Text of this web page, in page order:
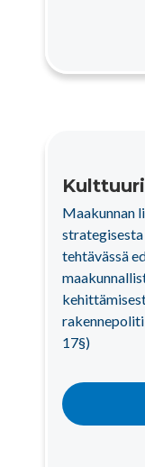
Kulttuuri
Maakunnan
tehtävässä
17§)